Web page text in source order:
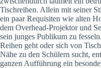
Tischreihen. Allein mit seiner
ein paar Requisiten wie alten
dem Overhead-Projektor und
sein junges Publikum zu
Reihen geht oder sich von
Nähe zu den Schülern sucht,
ganzen Aufführung ein